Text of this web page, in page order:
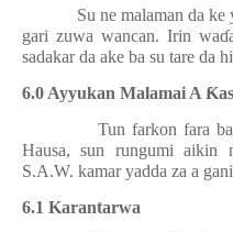
Su ne malaman da
gari zuwa wancan. Irin waɗ
sadakar da ake ba su tare da
6.0 Ayyukan Malamai A Ƙ
Tun farkon fara
Hausa, sun rungumi aikin
S.A.W. kamar yadda za a gani
6.1 Karantarwa